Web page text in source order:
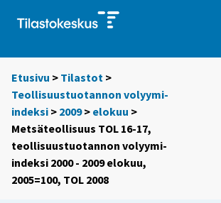
Etusivu > Tilastot >
Teollisuustuotannon volyymi-
indeksi > 2009> elokuu >
Metsäteollisuus TOL 16-17,
teollisuustuotannon volyymi-
indeksi 2000 - 2009 elokuu,
2005=100, TOL 2008